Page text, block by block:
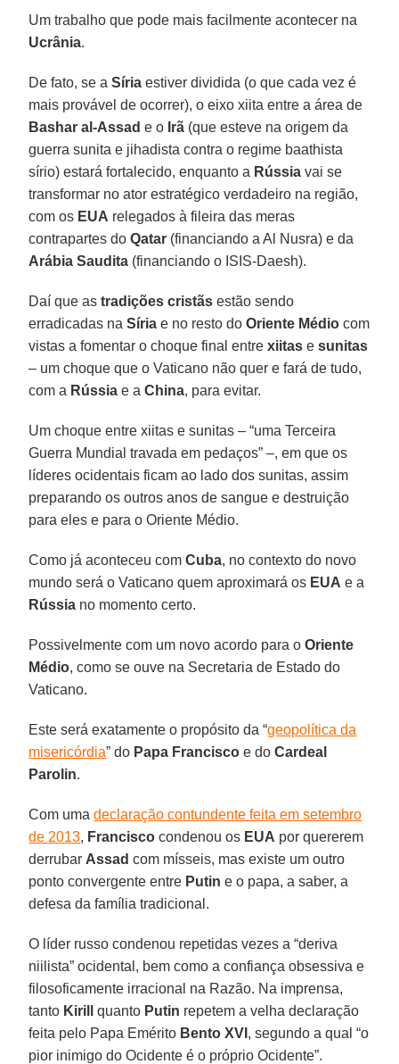
Um trabalho que pode mais facilmente acontecer na
Ucrânia.
De fato, se aSíria estiver dividida (o que cada vez é
mais provável de ocorrer), o eixo xiita entre a área de
Bashar al-Assad e o Irã (que esteve na origem da
guerra sunita e jihadista contra o regime baathista
sírio) estará fortalecido, enquanto a Rússia vai se
transformar no ator estratégico verdadeiro na região,
com os EUA relegados à fileira das meras
contrapartes doQatar (financiando a Al Nusra) e da
Arábia Saudita (financiando o ISIS-Daesh).
Daí que astradições cristãs estão sendo
erradicadas naSíria e no resto doOriente Médio com
vistas a fomentar o choque final entrexiitas esunitas
– um choque que o Vaticano não quer e fará de tudo,
com a Rússia e aChina, para evitar.
Um choque entre xiitas e sunitas – “uma Terceira
Guerra Mundial travada em pedaços” –, em que os
líderes ocidentais ficam ao lado dos sunitas, assim
preparando os outros anos de sangue e destruição
para eles e para o Oriente Médio.
Como já aconteceu comCuba, no contexto do novo
mundo será o Vaticano quem aproximará os EUA e a
Rússia no momento certo.
Possivelmente com um novo acordo para o Oriente
Médio, como se ouve na Secretaria de Estado do
Vaticano.
Este será exatamente o propósito da “geopolítica da
misericórdia” do Papa Francisco e do Cardeal
Parolin.
Com umadeclaração contundente feita em setembro
de 2013, Francisco condenou os EUA por quererem
derrubar Assad com mísseis, mas existe um outro
ponto convergente entre Putin e o papa, a saber, a
defesa da família tradicional.
O líder russo condenou repetidas vezes a “deriva
niilista” ocidental, bem como a confiança obsessiva e
filosoficamente irracional na Razão. Na imprensa,
tanto Kirill quanto Putin repetem a velha declaração
feita pelo Papa Emérito Bento XVI , segundo a qual “o
pior inimigo do Ocidente é o próprio Ocidente”.